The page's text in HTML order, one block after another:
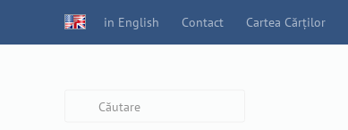
in English Contact Cartea Cărților